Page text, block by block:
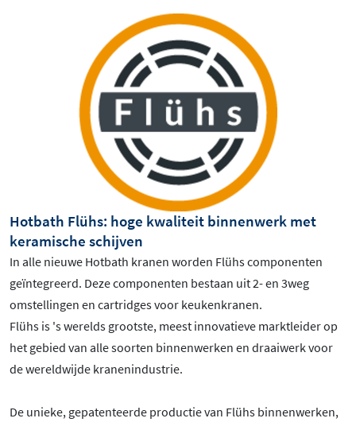
Hotbath Flühs: hoge kwaliteit binnenwerk met
keramische schijven
In alle nieuwe Hotbath kranen worden Flühs componenten
geïntegreerd. Deze componenten bestaan uit 2- en 3weg
omstellingen en cartridges voor keukenkranen.
Flühs is 's werelds grootste, meest innovatieve marktleider op
het gebied van alle soorten binnenwerken en draaiwerk voor
de wereldwijde kranenindustrie.
De unieke, gepatenteerde productie van Flühs binnenwerken,